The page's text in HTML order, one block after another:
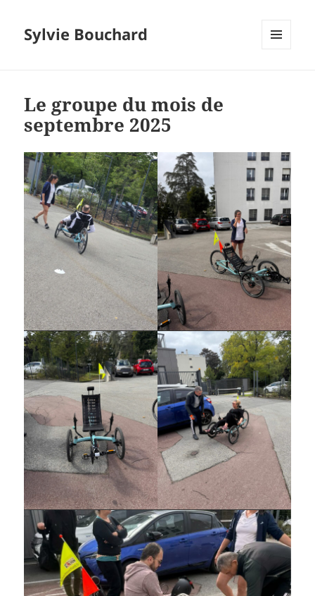
Sylvie Bouchard
Le groupe du mois de
septembre 2025